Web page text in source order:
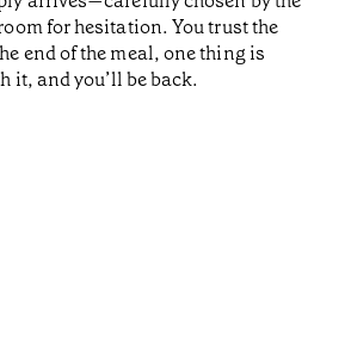
for hesitation. You trust the
end of the meal, one thing is
it, and you’ll be back.